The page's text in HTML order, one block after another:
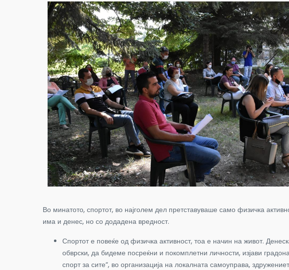
Во минатото, спортот, во најголем дел претставуваше само физичка
има и денес, но со додадена вредност.
Спортот е повеќе од физичка активност, тоа е начин на живот.
обврски, да бидеме посреќни и покомплетни личности, изјави
спорт за сите“, во организација на локалната самоуправа,